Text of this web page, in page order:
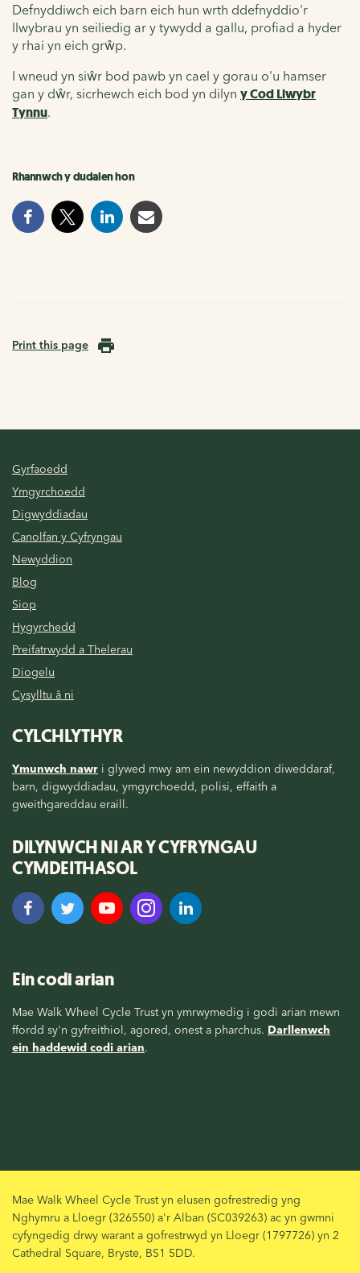
Defnyddiwch eich barn eich hun wrth ddefnyddio'r
llwybrau yn seiliedig ar y tywydd a gallu, profiad a hyder
y rhai yn eich grŵp.
I wneud yn siŵr bod pawb yn cael y gorau o'u hamser
gan y dŵr, sicrhewch eich bod yn dilyn y Cod Llwybr
Tynnu.
Rhannwch y dudalen hon
Print this page
Gyrfaoedd
Ymgyrchoedd
Digwyddiadau
Canolfan y Cyfryngau
Newyddion
Blog
Siop
Hygyrchedd
Preifatrwydd a Thelerau
Diogelu
Cysylltu â ni
CYLCHLYTHYR
Ymunwch nawr i glywed mwy am ein newyddion diweddaraf,
barn, digwyddiadau, ymgyrchoedd, polisi, effaith a
gweithgareddau eraill.
DILYNWCH NI AR Y CYFRYNGAU
CYMDEITHASOL
Ein codi arian
Mae Walk Wheel Cycle Trust yn ymrwymedig i godi arian mewn
ffordd sy'n gyfreithiol, agored, onest a pharchus. Darllenwch
ein haddewid codi arian.
Mae Walk Wheel Cycle Trust yn elusen gofrestredig yng
Nghymru a Lloegr (326550) a'r Alban (SC039263) ac yn gwmni
cyfyngedig drwy warant a gofrestrwyd yn Lloegr (1797726) yn 2
Cathedral Square, Bryste, BS1 5DD.